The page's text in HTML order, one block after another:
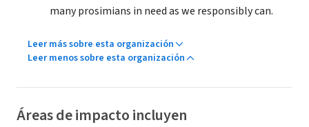
many prosimians in need as we responsibly can.
Leer más sobre esta organización
Leer menos sobre esta organización
Áreas de impacto incluyen